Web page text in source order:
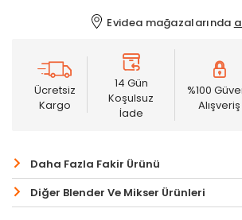
Evidea mağazalarında
Ücretsiz
Kargo
14 Gün
Koşulsuz
İade
%100
Alışveriş
Daha Fazla Fakir Ürünü
Diğer Blender Ve Mikser Ürünleri